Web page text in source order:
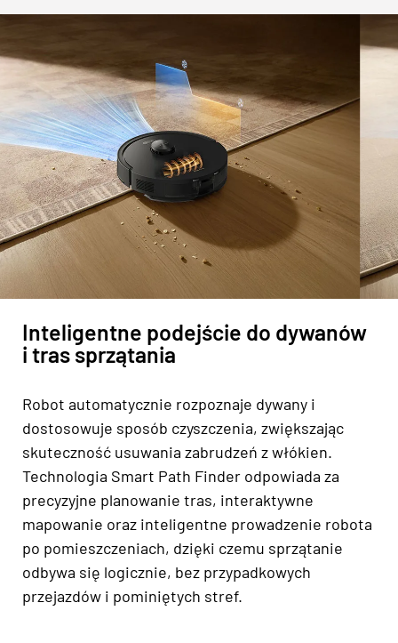
Inteligentne podejście do dywanów
i tras sprzątania
Robot automatycznie rozpoznaje dywany i
dostosowuje sposób czyszczenia, zwiększając
skuteczność usuwania zabrudzeń z włókien.
Technologia Smart Path Finder odpowiada za
precyzyjne planowanie tras, interaktywne
mapowanie oraz inteligentne prowadzenie robota
po pomieszczeniach, dzięki czemu sprzątanie
odbywa się logicznie, bez przypadkowych
przejazdów i pominiętych stref.